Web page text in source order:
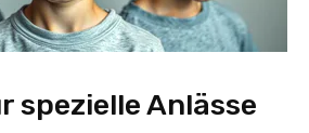
spezielle Anlässe